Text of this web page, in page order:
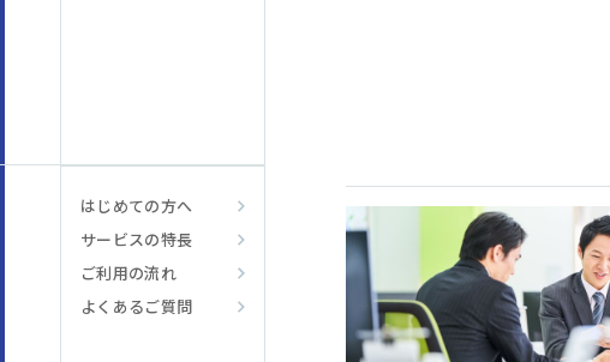
はじめての方へ
サービスの特長
ご利用の流れ
よくあるご質問